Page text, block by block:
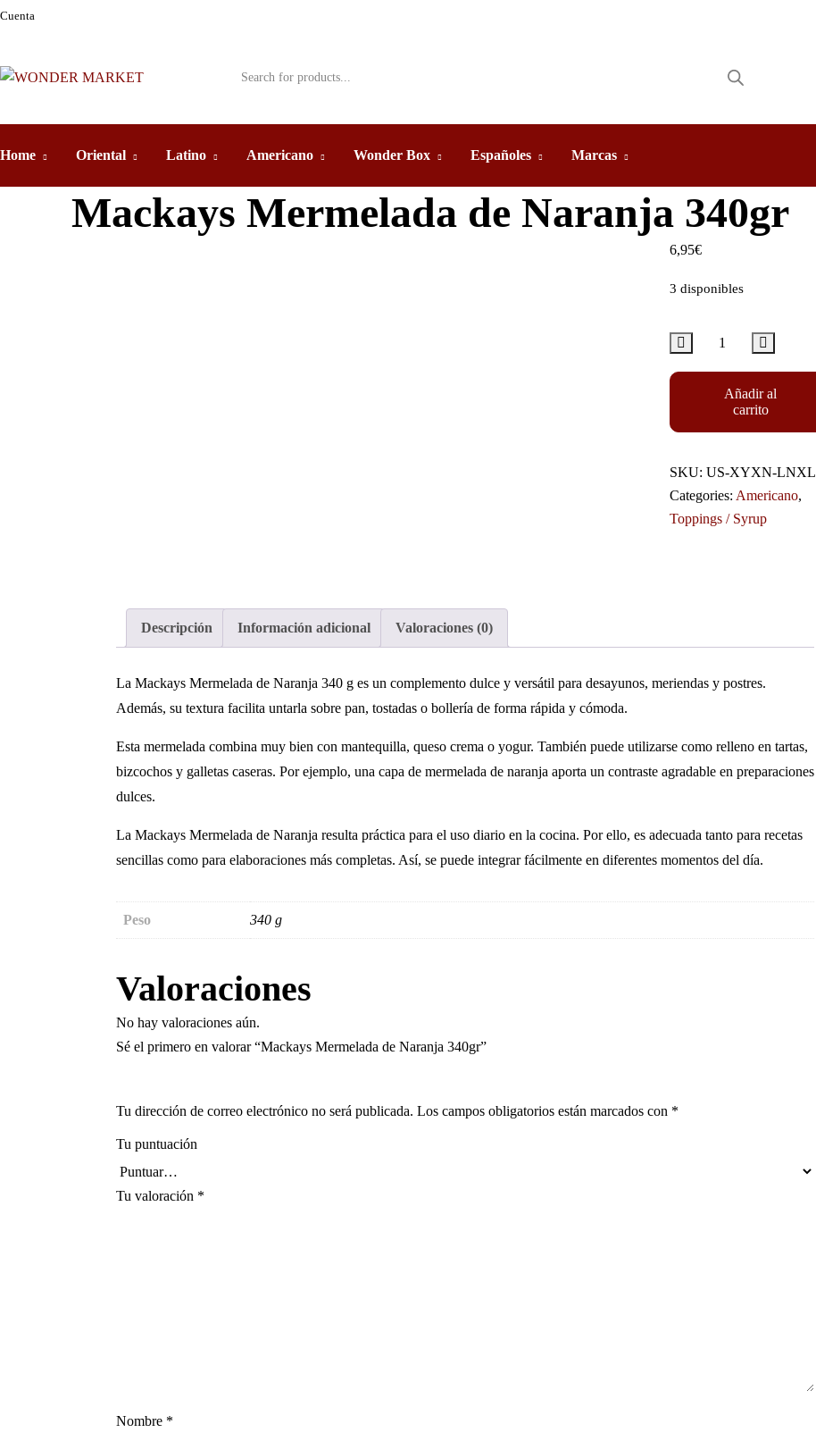
Cuenta
Home Oriental Latino Americano Wonder Box Españoles Marcas
Mackays Mermelada de Naranja 340gr
6,95€
3 disponibles
Añadir al
carrito
SKU: US-XYXN-LNXL
Categories: Americano,
Toppings / Syrup
Descripción Información adicional Valoraciones (0)
La Mackays Mermelada de Naranja 340 g es un complemento dulce y versátil para desayunos, meriendas y postres.
Además, su textura facilita untarla sobre pan, tostadas o bollería de forma rápida y cómoda.
Esta mermelada combina muy bien con mantequilla, queso crema o yogur. También puede utilizarse como relleno en tartas,
bizcochos y galletas caseras. Por ejemplo, una capa de mermelada de naranja aporta un contraste agradable en preparaciones
dulces.
La Mackays Mermelada de Naranja resulta práctica para el uso diario en la cocina. Por ello, es adecuada tanto para recetas
sencillas como para elaboraciones más completas. Así, se puede integrar fácilmente en diferentes momentos del día.
Peso 340 g
Valoraciones
No hay valoraciones aún.
Sé el primero en valorar “Mackays Mermelada de Naranja 340gr”
Tu dirección de correo electrónico no será publicada. Los campos obligatorios están marcados con *
Tu puntuación
Tu valoración *
Nombre *